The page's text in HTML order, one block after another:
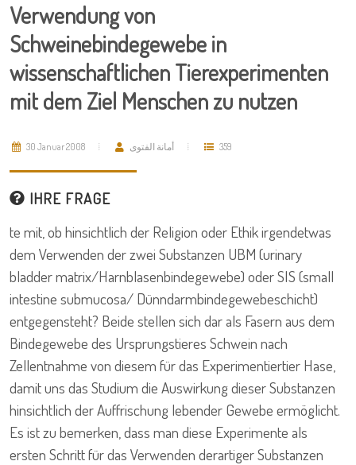
Verwendung von
Schweinebindegewebe in
wissenschaftlichen Tierexperimenten
mit dem Ziel Menschen zu nutzen
30 Januar 2008 أمانة الفتوى 359
IHRE FRAGE
te mit, ob hinsichtlich der Religion oder Ethik irgendetwas
dem Verwenden der zwei Substanzen UBM (urinary
bladder matrix/Harnblasenbindegewebe) oder SIS (small
intestine submucosa/ Dünndarmbindegewebeschicht)
entgegensteht? Beide stellen sich dar als Fasern aus dem
Bindegewebe des Ursprungstieres Schwein nach
Zellentnahme von diesem für das Experimentiertier Hase,
damit uns das Studium die Auswirkung dieser Substanzen
hinsichtlich der Auffrischung lebender Gewebe ermöglicht.
Es ist zu bemerken, dass man diese Experimente als
ersten Schritt für das Verwenden derartiger Substanzen